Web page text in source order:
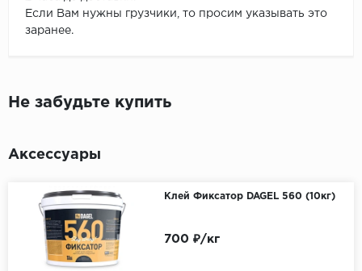
Если Вам нужны грузчики, то просим указывать это
заранее.
Не забудьте купить
Аксессуары
Клей Фиксатор DAGEL 560 (10кг)
700 ₽/кг